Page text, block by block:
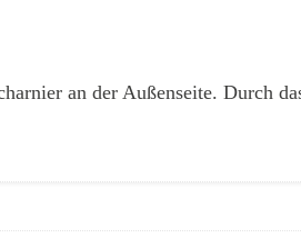
an der Außenseite. Durch